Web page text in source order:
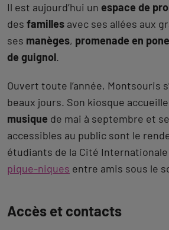
Il est aujourd’hui un espace de
des familles avec ses allées aux
ses manèges, promenade en
de guignol.
Ouvert toute l’année, Montsouris
beaux jours. Son kiosque
musique de mai à septembre et
accessibles au public sont le
étudiants de la Cité
pique-niques entre amis sous le
àAccès et contacts